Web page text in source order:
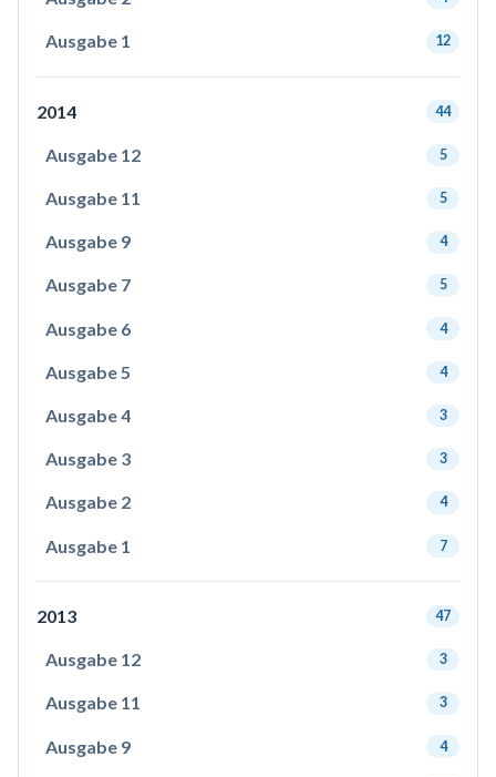
Ausgabe 1 12
2014 44
Ausgabe 12 5
Ausgabe 11 5
Ausgabe 9 4
Ausgabe 7 5
Ausgabe 6 4
Ausgabe 5 4
Ausgabe 4 3
Ausgabe 3 3
Ausgabe 2 4
Ausgabe 1 7
2013 47
Ausgabe 12 3
Ausgabe 11 3
Ausgabe 9 4